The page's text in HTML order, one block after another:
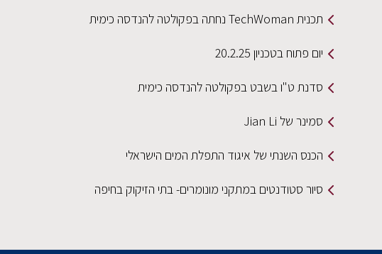
תכנית TechWoman נחתה בפקולטה להנדסה כימית
יום פתוח בטכניון 20.2.25
סדנת ט"ו בשבט בפקולטה להנדסה כימית
סמינר של Jian Li
הכנס השנתי של איגוד התפלת המים הישראלי
סיור סטודנטים במתקני מונומרים- בתי הזיקוק בחיפה